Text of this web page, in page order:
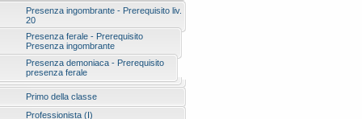
Presenza ingombrante - Prerequisito liv.
20
Presenza ferale - Prerequisito
Presenza ingombrante
Presenza demoniaca - Prerequisito
presenza ferale
Primo della classe
Professionista (I)